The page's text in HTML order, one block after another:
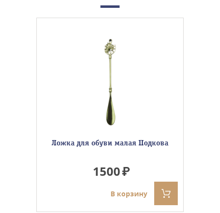
Ложка для обуви малая Подкова
1500
В корзину